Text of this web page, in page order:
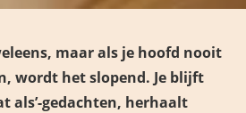
maar als je hoofd nooit
wordt het slopend. Je blijft
als’-gedachten, herhaalt